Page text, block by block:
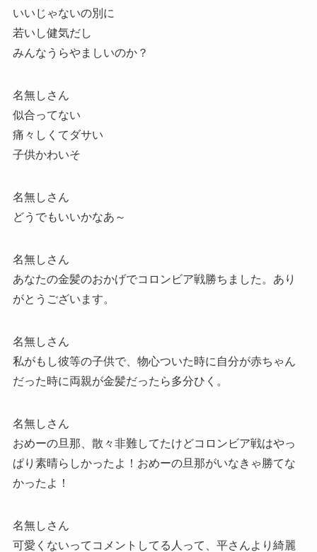
いいじゃないの別に
若いし健気だし
みんなうらやましいのか？
名無しさん
似合ってない
痛々しくてダサい
子供かわいそ
名無しさん
どうでもいいかなあ～
名無しさん
あなたの金髪のおかげでコロンビア戦勝ちました。あり
がとうございます。
名無しさん
私がもし彼等の子供で、物心ついた時に自分が赤ちゃん
だった時に両親が金髪だったら多分ひく。
名無しさん
おめーの旦那、散々非難してたけどコロンビア戦はやっ
ぱり素晴らしかったよ！おめーの旦那がいなきゃ勝てな
かったよ！
名無しさん
可愛くないってコメントしてる人って、平さんより綺麗